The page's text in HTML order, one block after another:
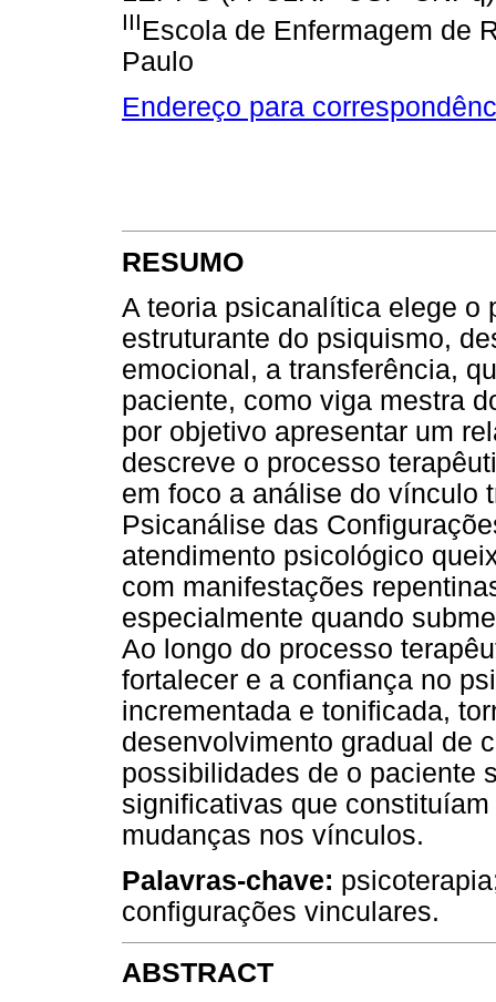
IIIEscola de Enfermagem de
Paulo
Endereço para
RESUMO
A teoria psicanalítica elege o
estruturante do psiquismo,
emocional, a transferência,
paciente, como viga mestra
por objetivo apresentar um
descreve o processo
em foco a análise do vínculo
Psicanálise das
atendimento psicológico
com manifestações
especialmente quando
Ao longo do processo
fortalecer e a confiança no
incrementada e tonificada,
desenvolvimento gradual de
possibilidades de o paciente
significativas que
mudanças nos vínculos.
Palavras-chave:
configurações vinculares.
ABSTRACT